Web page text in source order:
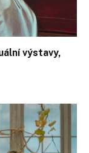
výstavy,